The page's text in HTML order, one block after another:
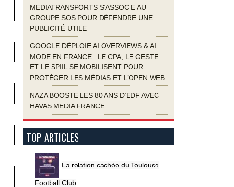
MEDIATRANSPORTS S’ASSOCIE AU
GROUPE SOS POUR DÉFENDRE UNE
PUBLICITÉ UTILE
GOOGLE DÉPLOIE AI OVERVIEWS & AI
MODE EN FRANCE : LE CPA, LE GESTE
ET LE SPIIL SE MOBILISENT POUR
PROTÉGER LES MÉDIAS ET L’OPEN WEB
NAZA BOOSTE LES 80 ANS D’EDF AVEC
HAVAS MEDIA FRANCE
TOP ARTICLES
La relation cachée du Toulouse
Football Club